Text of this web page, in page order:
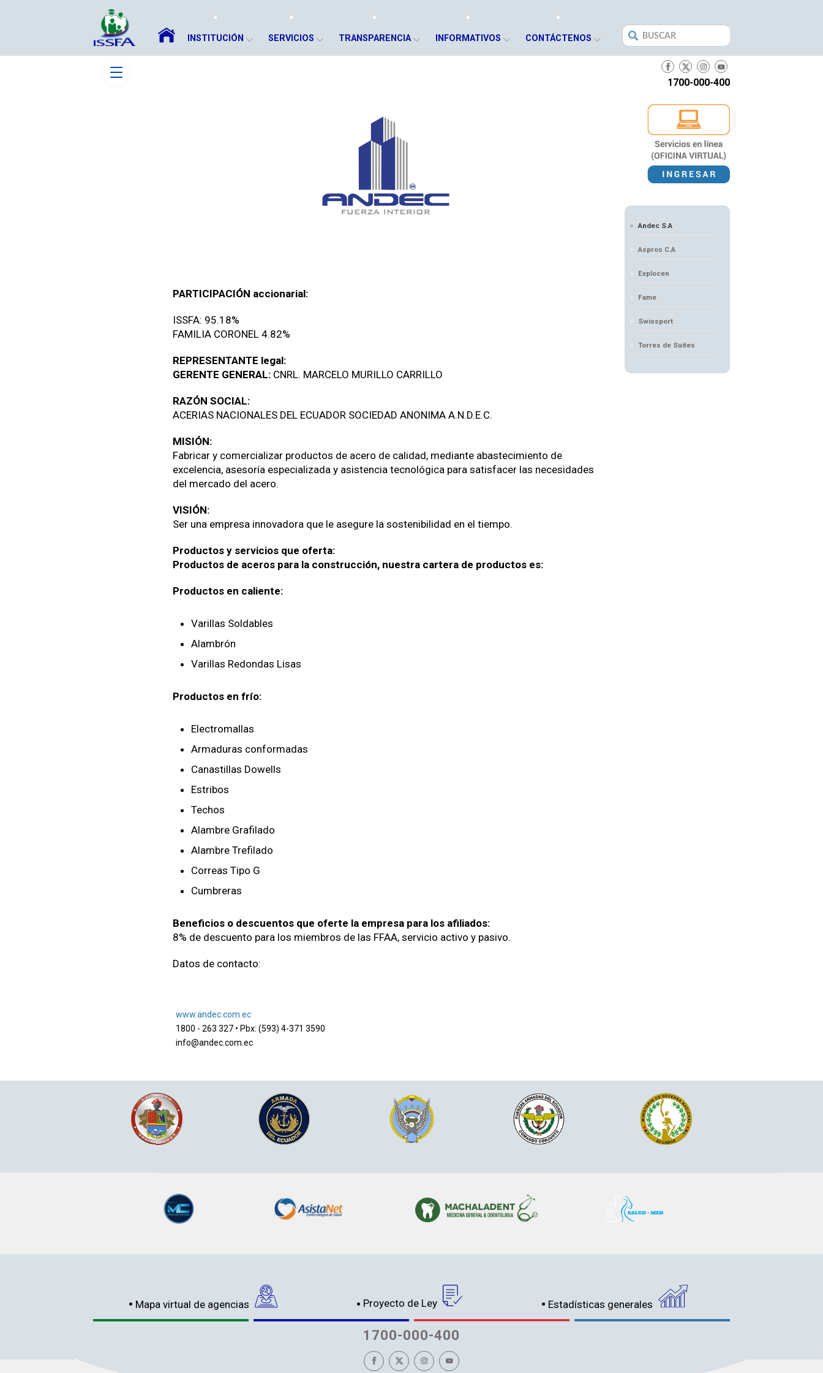
INSTITUCIÓN SERVICIOS TRANSPARENCIA INFORMATIVOS CONTÁCTENOS
Search
for:
1700-000-400
PARTICIPACIÓN accionarial:
ISSFA: 95.18%
FAMILIA CORONEL 4.82%
REPRESENTANTE legal:
GERENTE GENERAL: CNRL. MARCELO MURILLO CARRILLO
RAZÓN SOCIAL:
ACERIAS NACIONALES DEL ECUADOR SOCIEDAD ANONIMA A.N.D.E.C.
MISIÓN:
Fabricar y comercializar productos de acero de calidad, mediante abastecimiento de
excelencia, asesoría especializada y asistencia tecnológica para satisfacer las necesidades
del mercado del acero.
VISIÓN:
Ser una empresa innovadora que le asegure la sostenibilidad en el tiempo.
Productos y servicios que oferta:
Productos de aceros para la construcción, nuestra cartera de productos es:
Productos en caliente:
Varillas Soldables
Alambrón
Varillas Redondas Lisas
Productos en frío:
Electromallas
Armaduras conformadas
Canastillas Dowells
Estribos
Techos
Alambre Grafilado
Alambre Trefilado
Correas Tipo G
Cumbreras
Beneficios o descuentos que oferte la empresa para los afiliados:
8% de descuento para los miembros de las FFAA, servicio activo y pasivo.
Datos de contacto:
www.andec.com.ec
1800 - 263 327 • Pbx: (593) 4-371 3590
info@andec.com.ec
Andec S.A
Aspros C.A
Explocen
Fame
Swissport
Torres de Suites
Mapa virtual de agencias Proyecto de Ley Estadísticas generales
1700-000-400